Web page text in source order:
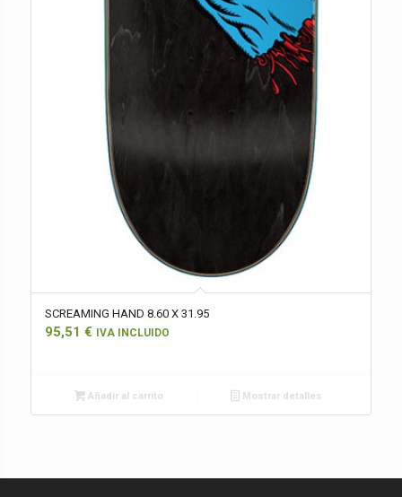
SCREAMING HAND 8.60 X 31.95
95,51 € IVA INCLUIDO
Añadir al carrito Mostrar detalles